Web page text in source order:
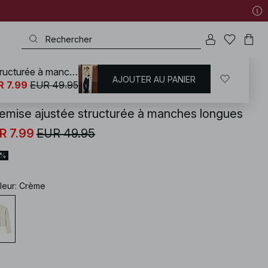
/ Chemises | Blouses / Chemises
ajustée structurée à manches longues
7.99 EUR 49.95
: Crème
Chemise ajustée structurée à manches longues
7.99 EUR 49.95 AJOUTER AU PANIER